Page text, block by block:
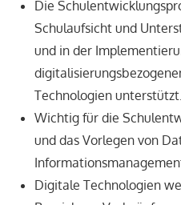
Die
Schulaufsicht und
und in der
Technologien unterstützt.
Wichtig für die
und das Vorlegen von
Digitale Technologien